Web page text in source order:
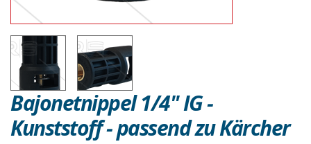
Bajonetnippel 1/4" IG -
Kunststoff - passend zu Kärcher